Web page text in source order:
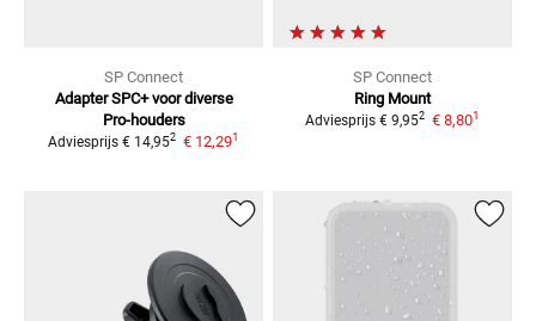
SP Connect
Adapter SPC+ voor diverse
Pro-houders
Adviesprijs € 14,952 € 12,291
SP Connect
Ring Mount
Adviesprijs € 9,952 € 8,801